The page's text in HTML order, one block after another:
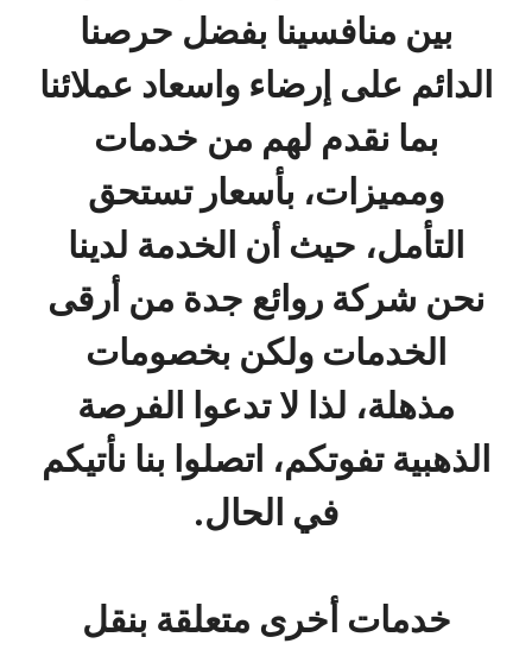
بين منافسينا بفضل حرصنا
الدائم على إرضاء واسعاد عملائنا
بما نقدم لهم من خدمات
ومميزات، بأسعار تستحق
التأمل، حيث أن الخدمة لدينا
نحن شركة روائع جدة من أرقى
الخدمات ولكن بخصومات
مذهلة، لذا لا تدعوا الفرصة
الذهبية تفوتكم، اتصلوا بنا نأتيكم
في الحال.
خدمات أخرى متعلقة بنقل